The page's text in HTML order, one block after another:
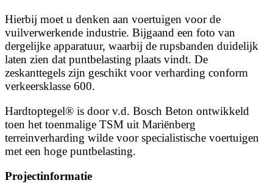
Hierbij moet u denken aan voertuigen voor de
vuilverwerkende industrie. Bijgaand een foto van
dergelijke apparatuur, waarbij de rupsbanden duidelijk
laten zien dat puntbelasting plaats vindt. De
zeskanttegels zijn geschikt voor verharding conform
verkeersklasse 600.
Hardtoptegel® is door v.d. Bosch Beton ontwikkeld
toen het toenmalige TSM uit Mariënberg
terreinverharding wilde voor specialistische voertuigen
met een hoge puntbelasting.
Projectinformatie